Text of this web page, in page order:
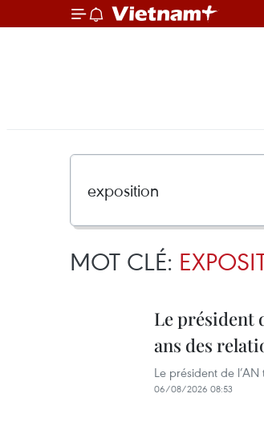
MOT CLÉ:
Le président
ans des
Le président de
06/08/2026 08:53